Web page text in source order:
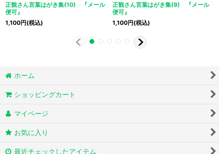
正観さん言葉はがき集(10) 『メール
便可』
1,100円(税込)
正観さん言葉はがき集(9) 『メール
便可』
1,100円(税込)
ホーム
ショッピングカート
マイページ
お気に入り
最近チェックしたアイテム